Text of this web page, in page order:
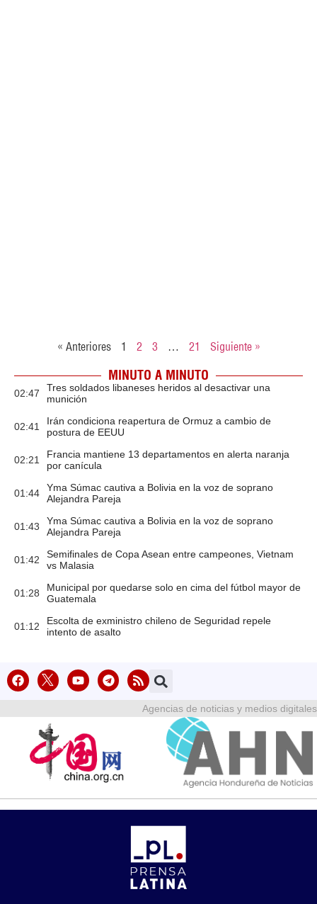
« Anteriores 1 2 3 … 21 Siguiente »
MINUTO A MINUTO
02:47
Tres soldados libaneses heridos al desactivar una
munición
02:41
Irán condiciona reapertura de Ormuz a cambio de
postura de EEUU
02:21
Francia mantiene 13 departamentos en alerta naranja
por canícula
01:44
Yma Súmac cautiva a Bolivia en la voz de soprano
Alejandra Pareja
01:43
Yma Súmac cautiva a Bolivia en la voz de soprano
Alejandra Pareja
01:42
Semifinales de Copa Asean entre campeones, Vietnam
vs Malasia
01:28
Municipal por quedarse solo en cima del fútbol mayor de
Guatemala
01:12
Escolta de exministro chileno de Seguridad repele
intento de asalto
Agencias de noticias y medios digitales